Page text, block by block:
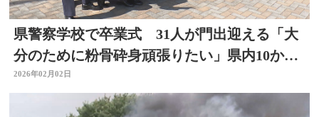
県警察学校で卒業式 31人が門出迎える「大
分のために粉骨砕身頑張りたい」県内10か所
の警察署に配属
2026年02月02日